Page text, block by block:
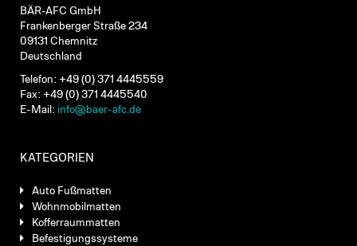
BÄR-AFC GmbH
Frankenberger Straße 234
09131 Chemnitz
Deutschland
Telefon: +49 (0) 371 4445559
Fax: +49 (0) 371 4445540
E-Mail: info@baer-afc.de
KATEGORIEN
Auto Fußmatten
Wohnmobilmatten
Kofferraummatten
Befestigungssysteme